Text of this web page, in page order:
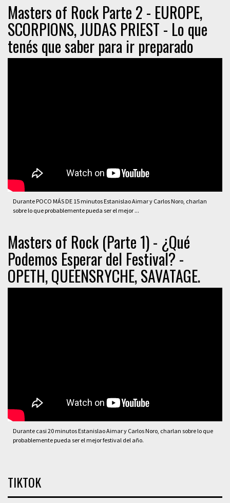
Masters of Rock Parte 2 - EUROPE,
SCORPIONS, JUDAS PRIEST - Lo que
tenés que saber para ir preparado
Durante POCO MÁS DE 15 minutos Estanislao Aimar y Carlos Noro, charlan
sobre lo que probablemente pueda ser el mejor ...
Masters of Rock (Parte 1) - ¿Qué
Podemos Esperar del Festival? -
OPETH, QUEENSRYCHE, SAVATAGE.
Durante casi 20 minutos Estanislao Aimar y Carlos Noro, charlan sobre lo que
probablemente pueda ser el mejor festival del año.
TIKTOK